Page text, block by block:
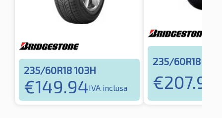
235/60R18 103H
€149.94IVA inclusa
235/60R18
€207.99